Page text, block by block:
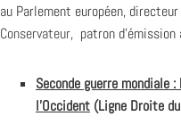
au Parlement européen,
Conservateur, patron d’émission
Seconde guerre mondiale
l’Occident (Ligne Droite